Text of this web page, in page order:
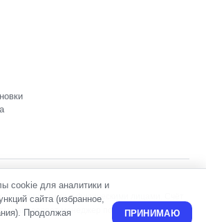
юридическими и физическими лицами. Счёт
направляет менеджер после согласования
cookie для аналитики и
сайта (избранное,
Продолжая
ПРИНИМАЮ